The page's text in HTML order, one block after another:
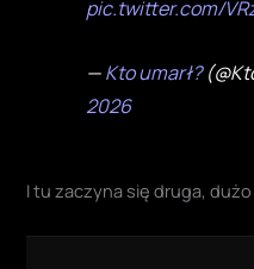
pic.twitter.com/
—Kto umarł?
2026
I tu zaczyna się druga,